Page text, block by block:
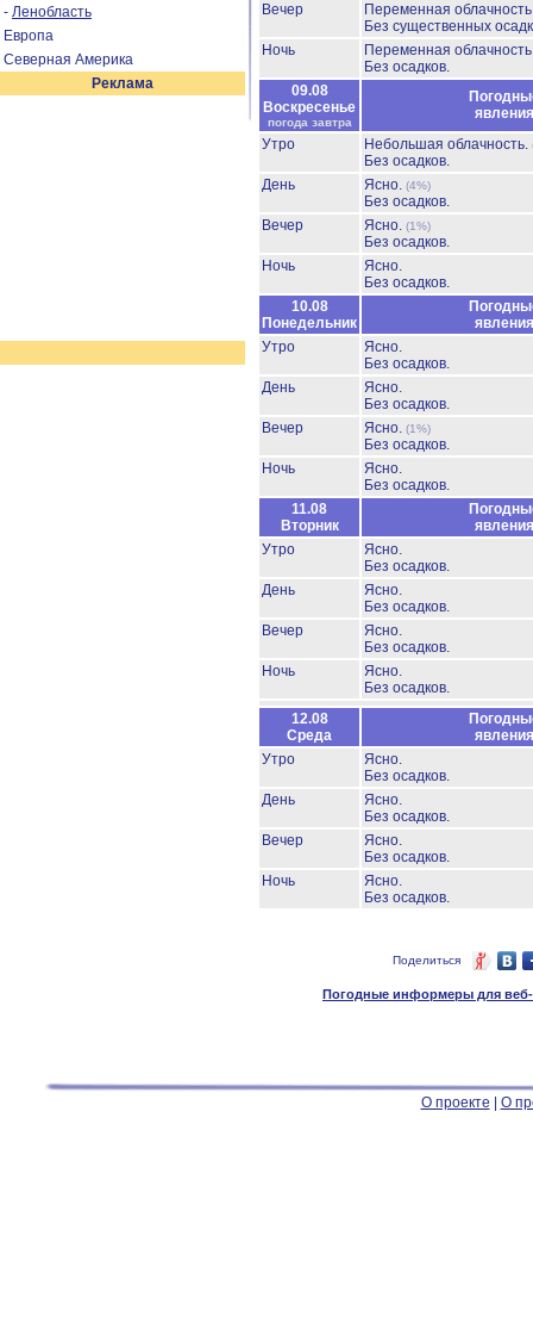
- Ленобласть
Европа
Северная Америка
Реклама
Вечер
Переменная
Без существенных
Ночь
Переменная
Без осадков.
09.08
Воскресенье
погода завтра
явления
Утро
Небольшая облачность.
Без осадков.
День
Ясно. (4%)
Без осадков.
Вечер
Ясно. (1%)
Без осадков.
Ночь
Ясно.
Без осадков.
10.08
Понедельник
явления
Утро
Ясно.
Без осадков.
День
Ясно.
Без осадков.
Вечер
Ясно. (1%)
Без осадков.
Ночь
Ясно.
Без осадков.
11.08
Вторник
явления
Утро
Ясно.
Без осадков.
День
Ясно.
Без осадков.
Вечер
Ясно.
Без осадков.
Ночь
Ясно.
Без осадков.
12.08
Среда
явления
Утро
Ясно.
Без осадков.
День
Ясно.
Без осадков.
Вечер
Ясно.
Без осадков.
Ночь
Ясно.
Без осадков.
Поделиться
Погодные информеры для веб-
О проекте О